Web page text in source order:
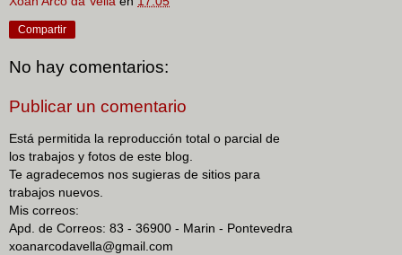
Compartir
No hay comentarios:
Publicar un comentario
Está permitida la reproducción total o parcial de
los trabajos y fotos de este blog.
Te agradecemos nos sugieras de sitios para
trabajos nuevos.
Mis correos:
Apd. de Correos: 83 - 36900 - Marin - Pontevedra
xoanarcodavella@gmail.com